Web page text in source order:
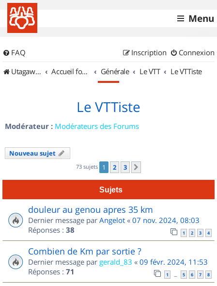
Menu
FAQ Connexion
Inscription
UtagawaVTT (Randos VTT et VTTAE avec traces GPS)
Accueil forum Générale Le VTT Le VTTiste
Le VTTiste
Modérateur : Modérateurs des Forums
Nouveau sujet
73 sujets 1 2 3
Sujets
douleur au genou apres 35 km
Dernier message par Angelot « 07 nov. 2024, 08:03
Réponses : 38 1 2 3 4
Combien de Km par sortie ?
Dernier message par gerald_83 « 09 févr. 2024, 11:53
Réponses : 71 1 … 5 6 7 8